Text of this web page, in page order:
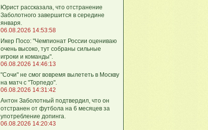
Юрист рассказала, что отстранение
Заболотного завершится в середине
января.
06.08.2026 14:53:58
Икер Посо: "Чемпионат России оцениваю
очень высоко, тут собраны сильные
игроки и команды".
06.08.2026 14:46:13
"Сочи" не смог вовремя вылететь в Москву
на матч с "Торпедо".
06.08.2026 14:31:42
Антон Заболотный подтвердил, что он
отстранен от футбола на 6 месяцев за
употребление допинга.
06.08.2026 14:20:43